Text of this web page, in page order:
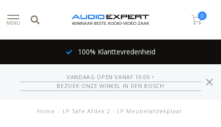
MENU
0
100% Klanttevredenheid
VANDAAG OPEN VANAF 10:00 •
BEZOEK ONZE WINKEL IN DEN BOSCH
Home / LP Safe Afdek 2 - LP Meubelafdekplaat